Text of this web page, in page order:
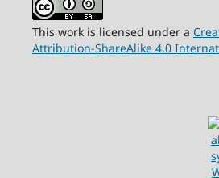
This work is licensed under a
Attribution-ShareAlike 4.0